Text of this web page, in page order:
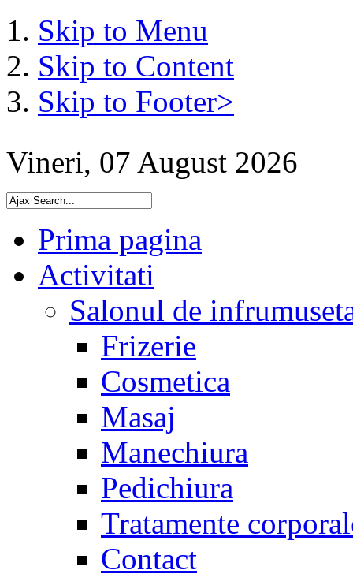
Skip to Menu
Skip to Content
Skip to Footer>
Vineri, 07 August 2026
Prima pagina
Activitati
Salonul de
Frizerie
Cosmetica
Masaj
Manechiura
Pedichiura
Tratamente
Contact